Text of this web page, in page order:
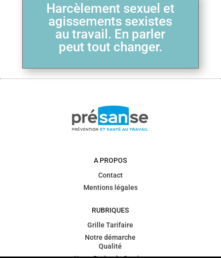
Harcèlement sexuel et
agissements sexistes
au travail. En parler
peut tout changer.
A PROPOS
Contact
Mentions légales
RUBRIQUES
Grille Tarifaire
Notre démarche
Qualité